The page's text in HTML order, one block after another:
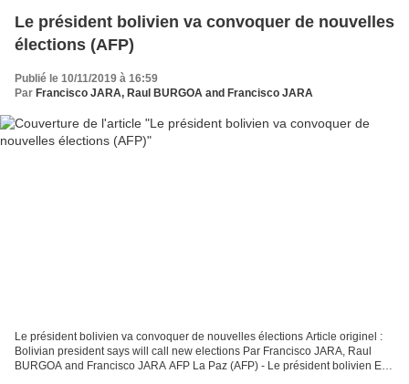
Le président bolivien va convoquer de nouvelles
élections (AFP)
Publié le 10/11/2019 à 16:59
Par Francisco JARA, Raul BURGOA and Francisco JARA
Le président bolivien va convoquer de nouvelles élections Article originel :
Bolivian president says will call new elections Par Francisco JARA, Raul
BURGOA and Francisco JARA AFP La Paz (AFP) - Le président bolivien Evo